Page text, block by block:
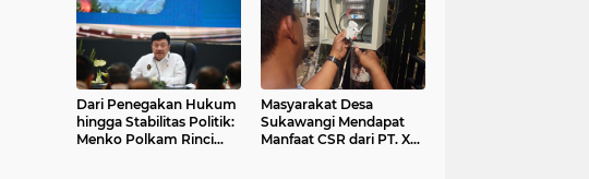
Dari Penegakan Hukum
hingga Stabilitas Politik:
Menko Polkam Rinci
Masyarakat Desa
Sukawangi Mendapat
Manfaat CSR dari PT. XL-